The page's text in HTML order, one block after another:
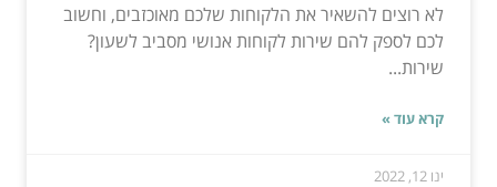
לא רוצים להשאיר את הלקוחות שלכם מאוכזבים, וחשוב
לכם לספק להם שירות לקוחות אנושי מסביב לשעון?
שירות...
קרא עוד »
ינו 12, 2022